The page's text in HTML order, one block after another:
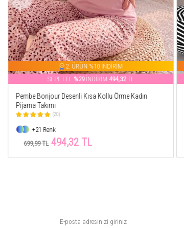
2. ÜRÜN %10 İNDİRİM
SEPETTE %27İNDİRİM 510,14TL
Siyah İnfinity Desenli Bambu Kısa Kol Kadın Pijama
Takımı
(147)
699,99 TL 510,14 TL